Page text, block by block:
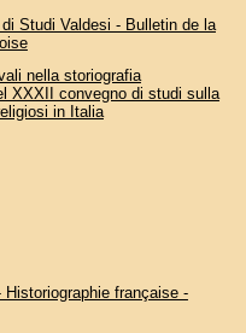
Studi Valdesi - Bulletin de la
nella storiografia
XXXII convegno di studi sulla
in Italia
Historiographie française -